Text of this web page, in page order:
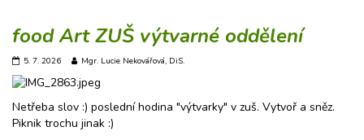
food Art ZUŠ výtvarné oddělení
5. 7. 2026 Mgr. Lucie Nekovářová, DiS.
Netřeba slov :) poslední hodina "výtvarky" v zuš. Vytvoř a sněz.
Piknik trochu jinak :)